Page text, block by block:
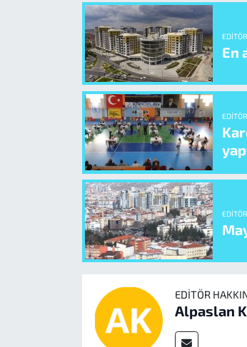
En
EDITÖR
Alpaslan